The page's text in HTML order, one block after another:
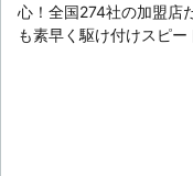
心！全国274社の加盟店
も素早く駆け付けスピー